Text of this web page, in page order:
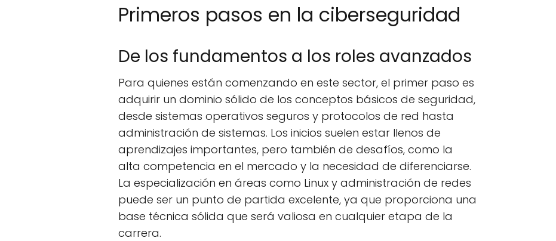
Primeros pasos en la ciberseguridad
De los fundamentos a los roles avanzados
Para quienes están comenzando en este sector, el primer paso es
adquirir un dominio sólido de los conceptos básicos de seguridad,
desde sistemas operativos seguros y protocolos de red hasta
administración de sistemas. Los inicios suelen estar llenos de
aprendizajes importantes, pero también de desafíos, como la
alta competencia en el mercado y la necesidad de diferenciarse.
La especialización en áreas como Linux y administración de redes
puede ser un punto de partida excelente, ya que proporciona una
base técnica sólida que será valiosa en cualquier etapa de la
carrera.